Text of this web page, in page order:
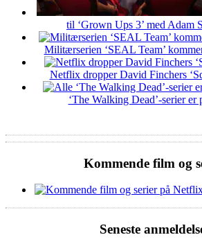
til ‘Grown Ups 3’ med Adam
Militærserien ‘SEAL Team’
Netflix dropper David Finchers
‘The Walking Dead’-serier
Kommende film og
Seneste